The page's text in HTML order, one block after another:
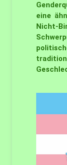
eine
Nicht-